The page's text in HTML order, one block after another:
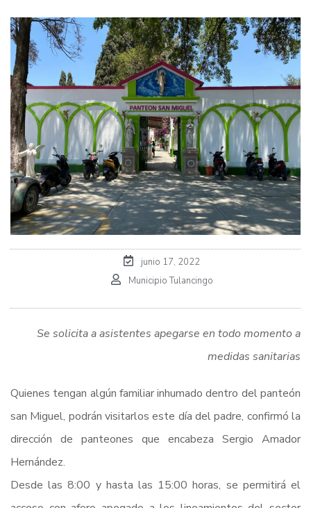
junio 17, 2022
Municipio Tulancingo
Se solicita a asistentes apegarse en todo momento a
medidas sanitarias
Quienes tengan algún familiar inhumado dentro del panteón
san Miguel, podrán visitarlos este día del padre, confirmó la
dirección de panteones que encabeza Sergio Amador
Hernández.
Desde las 8:00 y hasta las 15:00 horas, se permitirá el